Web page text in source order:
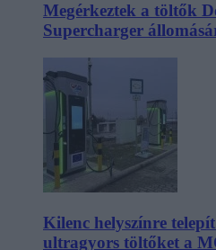
Megérkeztek a töltők
Supercharger
Kilenc helyszínre
ultragyors töltőket a